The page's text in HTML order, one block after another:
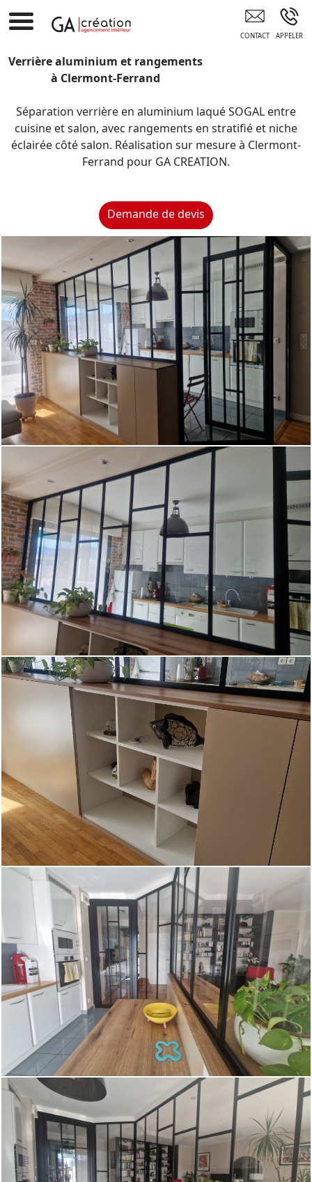
Verrière aluminium et rangements
à Clermont-Ferrand
Séparation verrière en aluminium laqué SOGAL entre
cuisine et salon, avec rangements en stratifié et niche
éclairée côté salon. Réalisation sur mesure à Clermont-
Ferrand pour GA CREATION.
Demande de devis